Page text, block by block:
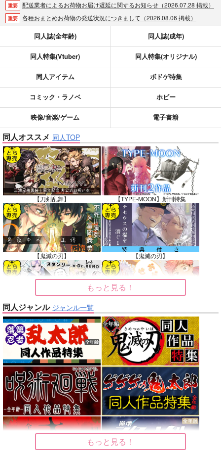
重要 配送業者によるお荷物お届け遅延に関するお知らせ（2026.07.28 掲載）
重要 各種おまとめお荷物の発送状況につきまして（2026.08.06 掲載）
おまとめサイクル「定期便(月2)」一般会員様の利用再開のお知らせ（2026.02.05 掲載）
重要 「とらのあな×駿河屋日本橋乙女同人誌館」通販店頭受取サービス開始のお知らせ（2026.01.05 更新｜2025.12.30 掲載）
【2025/12/1より】「通販ポイント⇒とらコイン変換キャンペーン」終了のお知らせ（2025.11.21 掲載）
個人情報保護方針の改定について（2025.09.19 更新｜2025.08.01 掲載）
重要 ポイント付与・管理体制改定のお知らせ（2024.11.20 掲載）
全てのお知らせを見る
同人誌(全年齢) 同人誌(成年)
同人特集(Vtuber) 同人特集(オリジナル)
同人アイテム ボドゲ特集
コミック・ラノベ ホビー
映像/音楽/ゲーム 電子書籍
同人オススメ 同人TOP
【刀剣乱舞】 【TYPE-MOON】新刊特集
【鬼滅の刃】 【鬼滅の刃】
【Dr.STONE】 【呪術廻戦】
【オリジナル】 【東京卍リベンジャーズ】
【刀剣乱舞】 【僕のヒーローアカデミア】
もっと見る！
同人ジャンル ジャンル一覧
もっと見る！